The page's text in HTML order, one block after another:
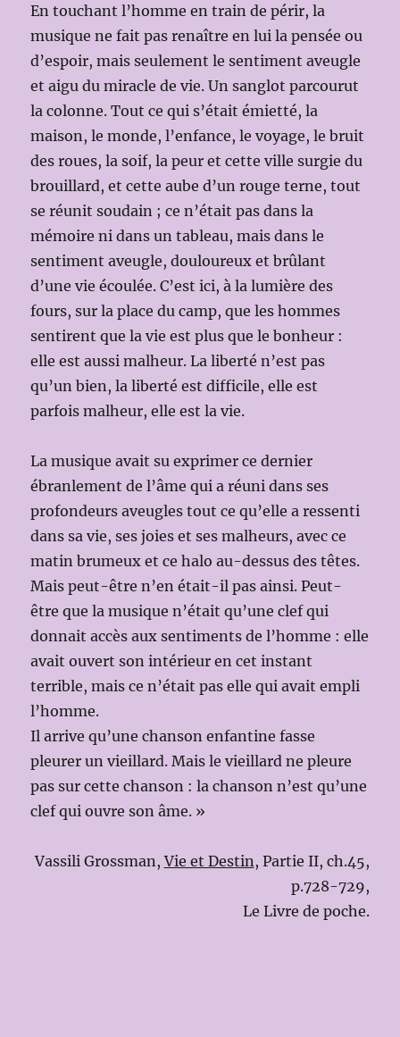
En touchant l’homme en train de périr, la
musique ne fait pas renaître en lui la pensée ou
d’espoir, mais seulement le sentiment aveugle
et aigu du miracle de vie. Un sanglot parcourut
la colonne. Tout ce qui s’était émietté, la
maison, le monde, l’enfance, le voyage, le bruit
des roues, la soif, la peur et cette ville surgie du
brouillard, et cette aube d’un rouge terne, tout
se réunit soudain ; ce n’était pas dans la
mémoire ni dans un tableau, mais dans le
sentiment aveugle, douloureux et brûlant
d’une vie écoulée. C’est ici, à la lumière des
fours, sur la place du camp, que les hommes
sentirent que la vie est plus que le bonheur :
elle est aussi malheur. La liberté n’est pas
qu’un bien, la liberté est difficile, elle est
parfois malheur, elle est la vie.
La musique avait su exprimer ce dernier
ébranlement de l’âme qui a réuni dans ses
profondeurs aveugles tout ce qu’elle a ressenti
dans sa vie, ses joies et ses malheurs, avec ce
matin brumeux et ce halo au-dessus des têtes.
Mais peut-être n’en était-il pas ainsi. Peut-
être que la musique n’était qu’une clef qui
donnait accès aux sentiments de l’homme : elle
avait ouvert son intérieur en cet instant
terrible, mais ce n’était pas elle qui avait empli
l’homme.
Il arrive qu’une chanson enfantine fasse
pleurer un vieillard. Mais le vieillard ne pleure
pas sur cette chanson : la chanson n’est qu’une
clef qui ouvre son âme. »
Vassili Grossman,Vie et Destin , Partie II, ch.45,
p.728-729,
Le Livre de poche.